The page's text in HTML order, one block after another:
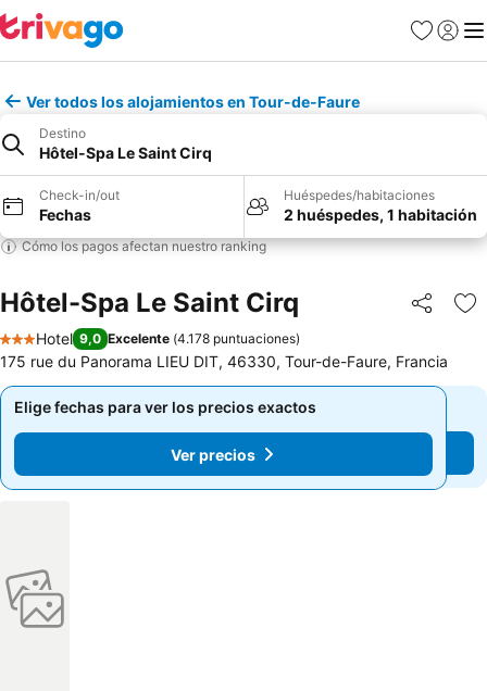
Favoritos
Iniciar
Ver todos los alojamientos en Tour-de-Faure
Destino
Hôtel-Spa Le Saint Cirq
Check-in/out
Fechas
Huéspedes/habitaciones
2 huéspedes, 1 habitación
Cómo los pagos afectan nuestro ranking
Hôtel-Spa Le Saint Cirq Compartir
3 Estrellas
Hotel 9,0 Excelente (4.178 puntuaciones)
175 rue du Panorama LIEU DIT, 46330, Tour-de-Faure, Francia
Elige fechas para ver los precios exactos
Ver precios
Elige fechas para ver los precios exactos
Ver precios